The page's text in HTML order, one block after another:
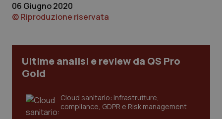
Campania
Friuli Venezia Giulia
Liguria
Car-T
Dermatite Atopica
Disturbi dell’umore
06 Giugno 2020
© Riproduzione riservata
Ultime analisi e review da QS Pro
Gold
Cloud sanitario: infrastrutture,
compliance, GDPR e Risk management